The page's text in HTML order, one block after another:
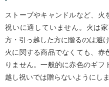
ストーブやキャンドルなど、火
祝いに適していません。火は
方・引っ越した方に贈るのは避け
火に関する商品でなくても、赤
りません。一般的に赤色のギフ
越し祝いでは贈らないようにしま